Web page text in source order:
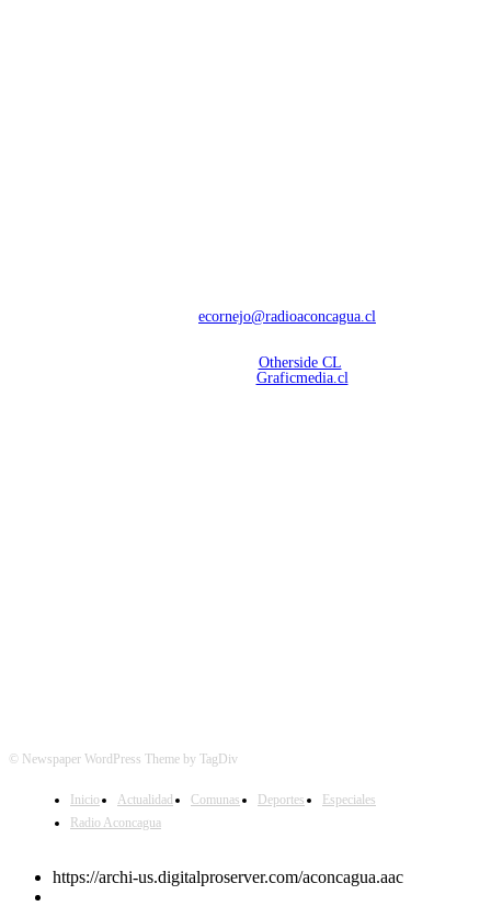
ecornejo@radioaconcagua.cl
Otherside CL
Graficmedia.cl
© Newspaper WordPress Theme by TagDiv
Inicio Actualidad Comunas Deportes
Especiales
Radio Aconcagua
https://archi-us.digitalproserver.com/aconcagua.aac